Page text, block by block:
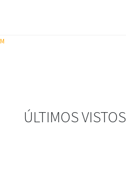
ÚLTIMOS VISTOS